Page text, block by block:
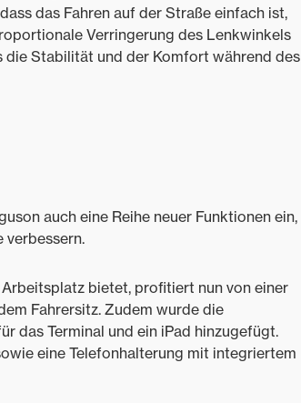
das Fahren auf der Straße einfach ist,
Verringerung des Lenkwinkels
die Stabilität und der Komfort während des
auch eine Reihe neuer Funktionen ein,
bietet, profitiert nun von einer
Fahrersitz. Zudem wurde die
das Terminal und ein iPad hinzugefügt.
eine Telefonhalterung mit integriertem